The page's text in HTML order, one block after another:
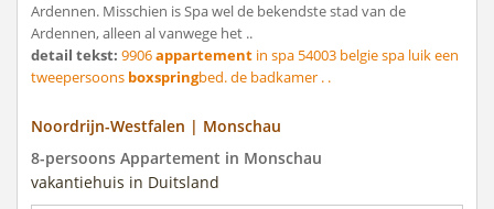
Ardennen. Misschien is Spa wel de bekendste stad van de
Ardennen, alleen al vanwege het ..
detail tekst: 9906appartement in spa 54003 belgie spa luik een
tweepersoons boxspringbed. de badkamer . .
Noordrijn-Westfalen | Monschau
8-persoons Appartement in Monschau
vakantiehuis in Duitsland